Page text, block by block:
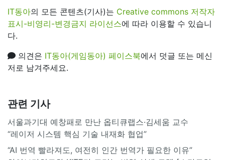
IT동아의 모든 콘텐츠(기사)는 Creative commons 저작자
표시-비영리-변경금지 라이선스에 따라 이용할 수 있습니
다.
의견은 IT동아(게임동아) 페이스북에서 덧글 또는 메신
저로 남겨주세요.
관련 기사
서울과기대 예창패로 만난 옵티큐랩스·김세움 교수
“레이저 시스템 핵심 기술 내재화 협업”
“AI 번역 빨라져도, 여전히 인간 번역가 필요한 이유”